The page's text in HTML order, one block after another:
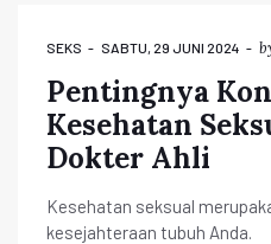
SEKS SABTU, 29 JUNI 2024
Pentingnya
Kesehatan
Dokter Ahli
Kesehatan seksual
kesejahteraan tubuh Anda.